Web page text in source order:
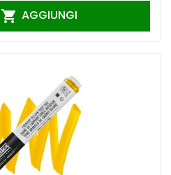
 AGGIUNGI